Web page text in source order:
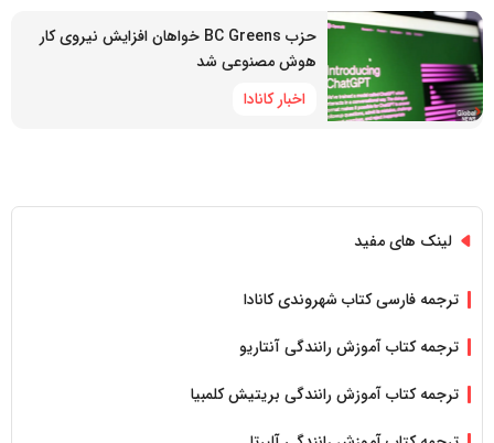
حزب BC Greens خواهان افزایش نیروی کار
هوش مصنوعی شد
اخبار کانادا
لینک های مفید
ترجمه فارسی کتاب شهروندی کانادا
ترجمه کتاب آموزش رانندگی آنتاریو
ترجمه کتاب آموزش رانندگی بریتیش کلمبیا